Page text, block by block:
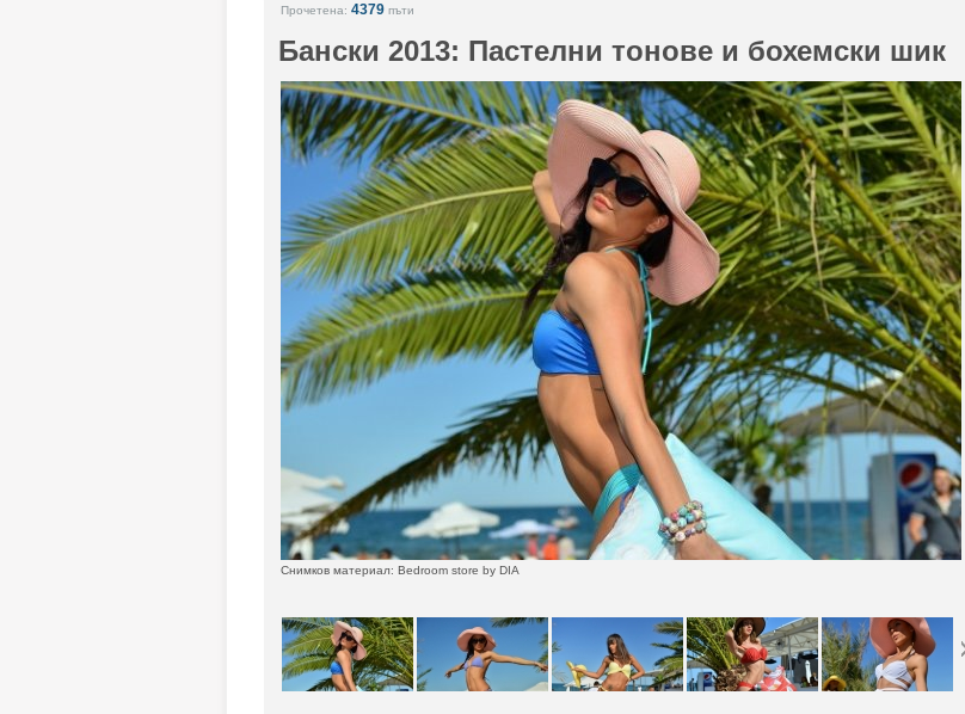
Прочетена: 4379пъти
Бански 2013: Пастелни тонове и бохемски шик
Снимков материал: Bedroom store by DIA